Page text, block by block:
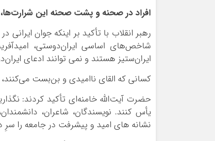
افراد در صحنه و پشت صحنه این شرارت‌ها،
رهبر انقلاب با تأکید بر اینکه جوان
شاخص‌های اساسی ایران‌دوستی،
ایران‌ستیز هستند و نمی توانند ادعای
کسانی که القای ناامیدی و بن‌بست می‌کنند،
حضرت آیت‌الله خامنه‌ای تأکید کردند:
یأس کنند. نویسندگان، شاعران،
نشانه های امید و پیشرفت در جامعه را